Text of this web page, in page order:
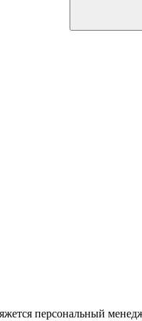
персональный